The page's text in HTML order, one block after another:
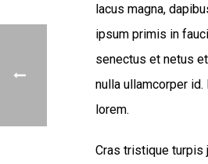
lacus magna,
ipsum primis in
senectus et netus
nulla ullamcorper
lorem.
Cras tristique turpis